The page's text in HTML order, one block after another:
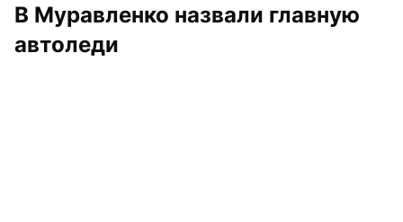
В Муравленко назвали главную
автоледи